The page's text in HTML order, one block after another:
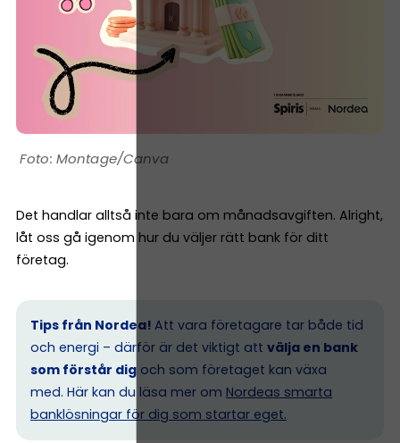
Montage/Canva
Det handlar alltså inte bara om månadsavgiften. Alright,
låt oss gå igenom hur du väljer rätt bank för ditt
företag.
Tips från Nordea! Att vara företagare tar både tid
och energi – därför är det viktigt att välja en bank
som förstår dig och som företaget kan växa
med. Här kan du läsa mer om Nordeas smarta
banklösningar för dig som startar eget.